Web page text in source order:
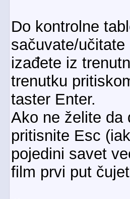
Do kontrolne
sačuvate/
izađete iz
trenutku
taster Enter.
Ako ne želite da
pritisnite Esc
pojedini savet
film prvi put